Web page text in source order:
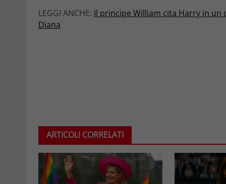
LEGGI ANCHE: Il principe William cita Harry in un
Diana
ARTICOLI CORRELATI